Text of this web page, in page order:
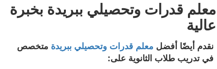
معلم قدرات وتحصيلي ببريدة بخبرة
عالية
نقدم أيضًا أفضل معلم قدرات وتحصيلي ببريدة متخصص
في تدريب طلاب الثانوية على: